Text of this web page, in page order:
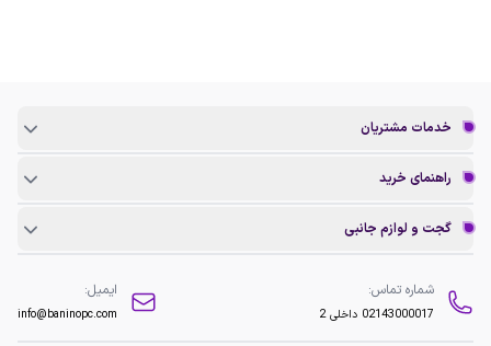
خدمات مشتریان
راهنمای خرید
گجت و لوازم جانبی
شماره تماس:
02143000017 داخلی 2
ایمیل:
info@baninopc.com